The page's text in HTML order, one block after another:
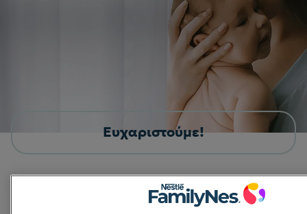
Ευχαριστούμε!
Λάβαμε το μήνυμά σου και θα